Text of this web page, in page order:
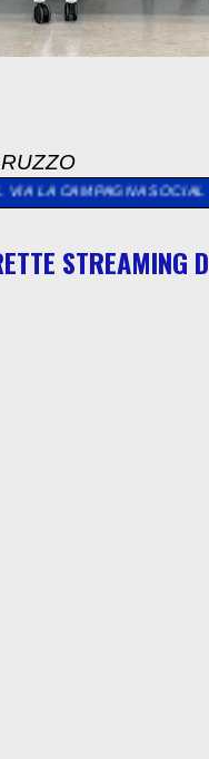
DEDICATA AGLI
STREAMING